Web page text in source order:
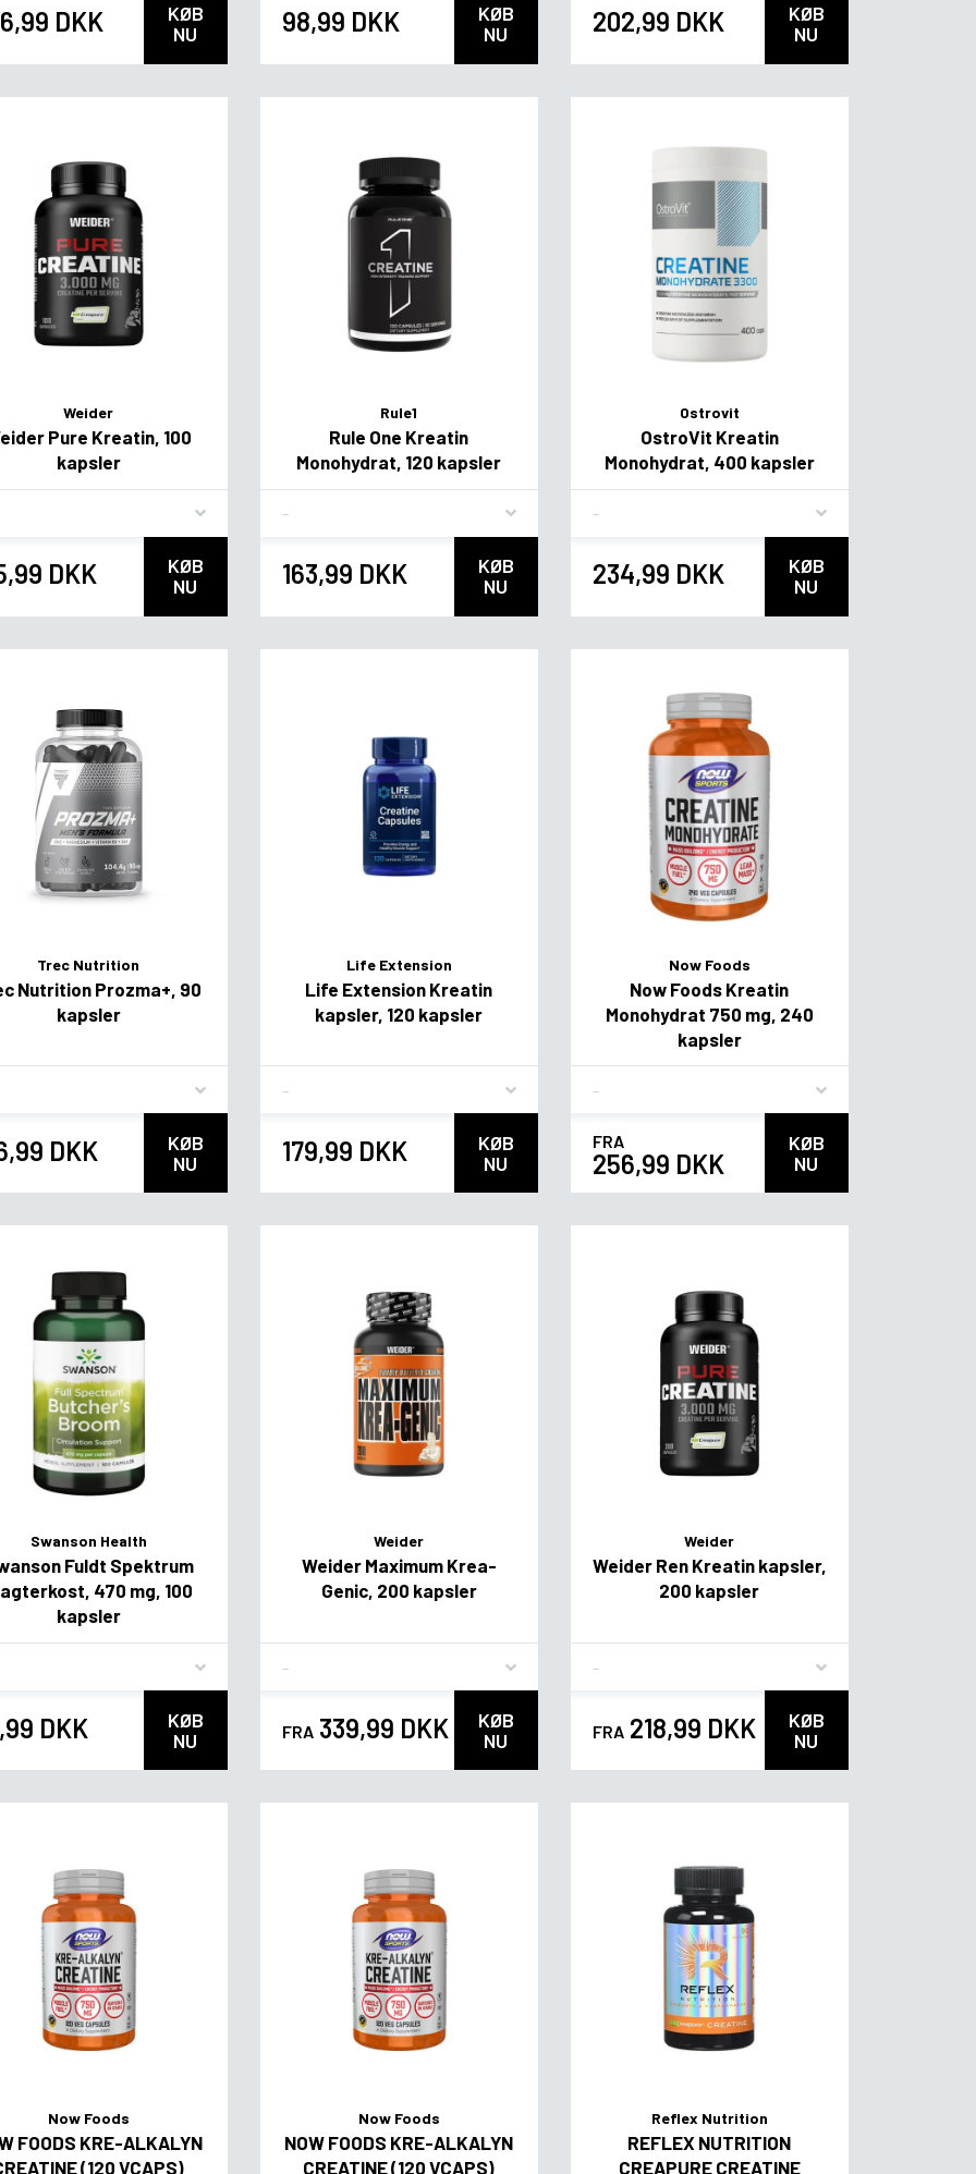
DKK
KØB
NU
98,99 DKK
KØB
NU
202,99 DKK
KØB
NU
Weider
Pure Kreatin, 100
kapsler
DKK
KØB
NU
Rule1
Rule One Kreatin
Monohydrat, 120 kapsler
163,99 DKK
KØB
NU
Ostrovit
OstroVit Kreatin
Monohydrat, 400 kapsler
234,99 DKK
KØB
NU
Trec Nutrition
Nutrition Prozma+, 90
kapsler
DKK
KØB
NU
Life Extension
Life Extension Kreatin
kapsler, 120 kapsler
179,99 DKK
KØB
NU
Now Foods
Now Foods Kreatin
Monohydrat 750 mg, 240
kapsler
FRA
256,99 DKK
KØB
NU
Swanson Health
Fuldt Spektrum
470 mg, 100
kapsler
DKK
KØB
NU
Weider
Weider Maximum Krea-
Genic, 200 kapsler
FRA339,99 DKK
KØB
NU
Weider
Weider Ren Kreatin kapsler,
200 kapsler
FRA218,99 DKK
KØB
NU
Now Foods
FOODS KRE-ALKALYN
(120 VCAPS)
Now Foods
NOW FOODS KRE-ALKALYN
CREATINE (120 VCAPS)
Reflex Nutrition
REFLEX NUTRITION
CREAPURE CREATINE